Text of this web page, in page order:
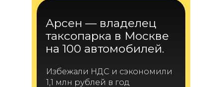
Арсен — владелец
таксопарка в Москве
на 100 автомобилей.
Избежали НДС и сэкономили
1,1 млн рублей в год